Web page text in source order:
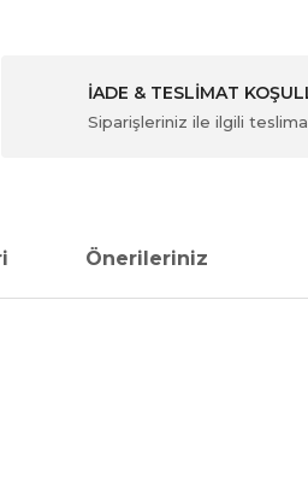
İADE & TESLİMAT
Siparişleriniz ile ilgili
Önerileriniz